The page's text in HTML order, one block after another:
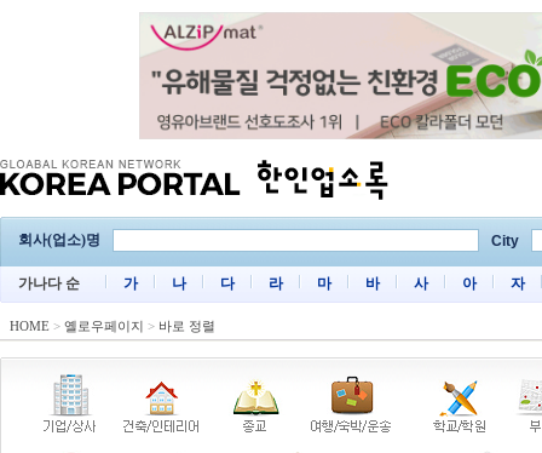
회사(업소)명 City
가나다 순 가 나 다 라 마 바 사 아 자
HOME > 옐로우페이지 > 바로 정렬